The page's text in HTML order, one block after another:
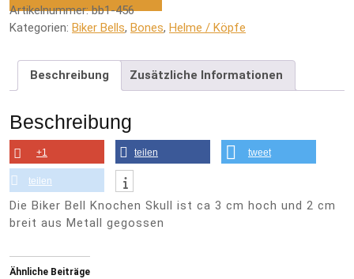
Artikelnummer:bb1-456
Kategorien: Biker Bells, Bones, Helme / Köpfe
Beschreibung Zusätzliche Informationen
Beschreibung
+1 teilen tweet
teilen
Die Biker Bell Knochen Skull ist ca 3 cm hoch und 2 cm
breit aus Metall gegossen
Ähnliche Beiträge